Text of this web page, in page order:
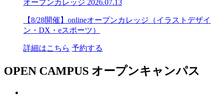
オープンカレッジ 2026.07.13
【8/28開催】onlineオープンカレッジ（イラストデザイ
ン・DX・eスポーツ）
詳細はこちら 予約する
OPEN CAMPUS オープンキャンパス